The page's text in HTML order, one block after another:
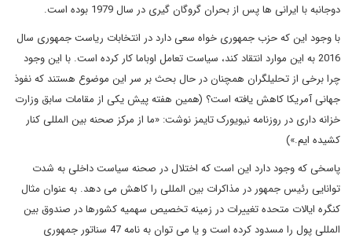
دوجانبه با ایرانی ها پس از بحران گروگان گیری در سال 1979 بوده است.
با وجود این که حزب جمهوری خواه سعی دارد در انتخابات ریاست جمهوری سال
2016 به این موارد انتقاد کند، سیاست تعامل اوباما کار کرده است. با این وجود
چرا برخی از تحلیلگران همچنان در حال بحث بر سر این موضوع هستند که نفوذ
جهانی آمریکا کاهش یافته است؟ (همین هفته پیش یکی از مقامات سابق وزارت
خزانه داری در روزنامه نیویورک تایمز نوشت: «ما از مرکز صحنه بین المللی کنار
کشیده ایم.»)
پاسخی که وجود دارد این است که اختلال در صحنه سیاست داخلی به شدت
توانایی رئیس جمهور در مذاکرات بین المللی را کاهش می دهد. به عنوان مثال
کنگره ایالات متحده تغییرات در زمینه تخصیص سهمیه کشورها در صندوق بین
المللی پول را مسدود کرده است و یا می توان به نامه 47 سناتور جمهوری